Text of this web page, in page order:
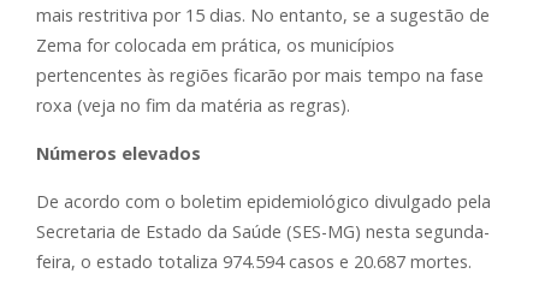
mais restritiva por 15 dias. No entanto, se a sugestão de
Zema for colocada em prática, os municípios
pertencentes às regiões ficarão por mais tempo na fase
roxa (veja no fim da matéria as regras).
Números elevados
De acordo com o boletim epidemiológico divulgado pela
Secretaria de Estado da Saúde (SES-MG) nesta segunda-
feira, o estado totaliza 974.594 casos e 20.687 mortes.